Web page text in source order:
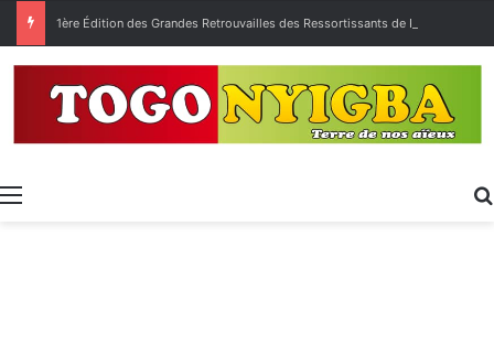
Menu